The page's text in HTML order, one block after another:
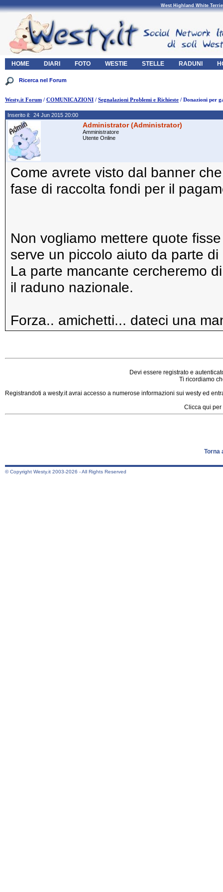
West Highland White
HOME DIARI FOTO WESTIE STELLE RADUNI
Westy.it Forum / COMUNICAZIONI / Segnalazioni Problemi e Richieste / Donazioni per
Inserito il: 24 Jun 2015 20:00
Administrator (Administrator)
Amministratore
Utente Online
Come avrete visto dal banner
fase di raccolta fondi per il
Non vogliamo mettere quote
serve un piccolo aiuto da parte
La parte mancante cercheremo
il raduno nazionale.
Forza.. amichetti... dateci una
Devi essere registrato e
Ti ricordiamo
Registrandoti a westy.it avrai accesso a numerose informazioni sui westy ed
Clicca qui
Torna
© Copyright Westy.it 2003-2026 - All Rights Reserved